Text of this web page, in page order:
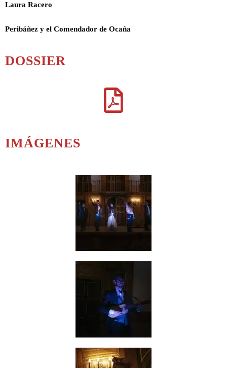
Laura Racero
Peribáñez y el Comendador de Ocaña​
DOSSIER
IMÁGENES